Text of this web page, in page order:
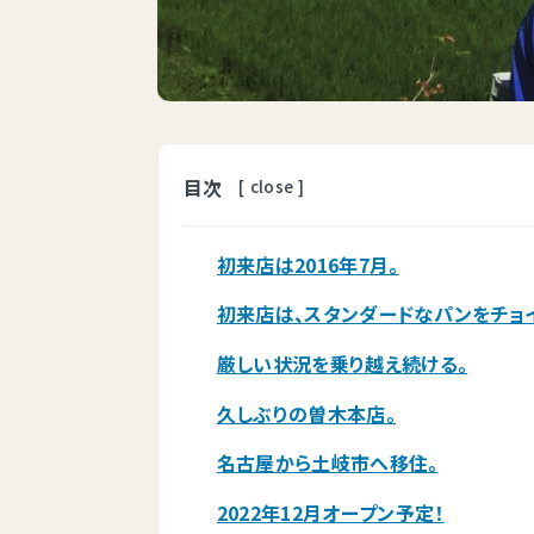
目次 [ close ]
初来店は2016年7月。
初来店は、スタンダードなパンをチョ
厳しい状況を乗り越え続ける。
久しぶりの曽木本店。
名古屋から土岐市へ移住。
2022年12月オープン予定！